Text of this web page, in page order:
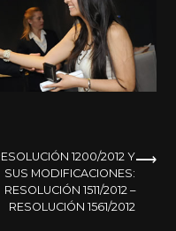
1200/2012 Y
SUS MODIFICACIONES:
RESOLUCIÓN 1511/2012 –
RESOLUCIÓN 1561/2012